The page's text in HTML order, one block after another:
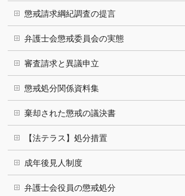
懲戒請求綱紀調査の提言
弁護士会懲戒委員会の実態
審査請求と異議申立
懲戒処分関係資料集
棄却された懲戒の議決書
【法テラス】処分措置
成年後見人制度
弁護士会役員の懲戒処分